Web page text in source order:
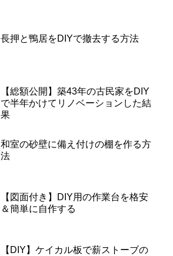
長押と鴨居をDIYで撤去する方法
【総額公開】築43年の古民家をDIY
で半年かけてリノベーションした結
果
和室の砂壁に備え付けの棚を作る方
法
【図面付き】DIY用の作業台を格安
＆簡単に自作する
【DIY】ケイカル板で薪ストーブの